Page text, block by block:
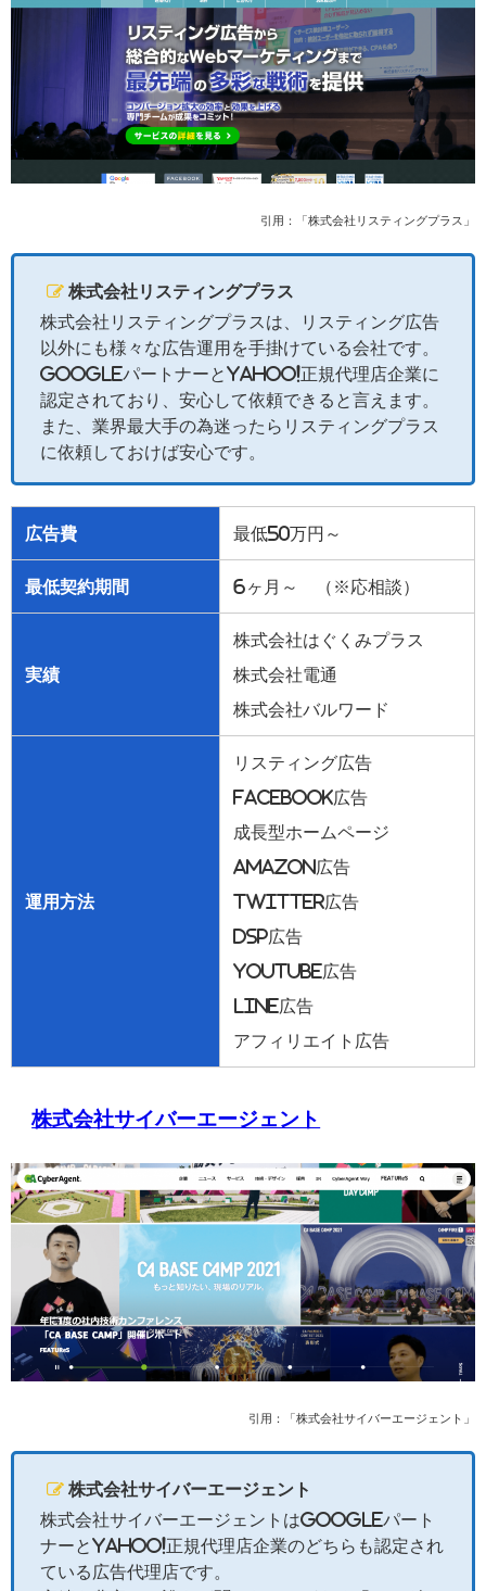
引用：「株式会社リスティングプラス」
株式会社リスティングプラス
株式会社リスティングプラスは、リスティング広告
以外にも様々な広告運用を手掛けている会社です。
GoogleパートナーとYahoo!正規代理店企業に
認定されており、安心して依頼できると言えます。
また、業界最大手の為迷ったらリスティングプラス
に依頼しておけば安心です。
広告費 最低50万円～
最低契約期間 6ヶ月～ （※応相談）
実績
株式会社はぐくみプラス
株式会社電通
株式会社バルワード
運用方法
リスティング広告
Facebook広告
成長型ホームページ
Amazon広告
Twitter広告
DSP広告
YouTube広告
LINE広告
アフィリエイト広告
株式会社サイバーエージェント
引用：「株式会社サイバーエージェント」
株式会社サイバーエージェント
株式会社サイバーエージェントはGoogleパート
ナーとYahoo!正規代理店企業のどちらも認定され
ている広告代理店です。